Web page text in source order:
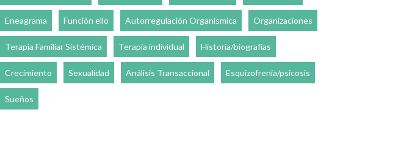
Eneagrama Función ello Autorregulación Organísmica Organizaciones
Terapia Familiar Sistémica Terapia individual Historia/biografías
Crecimiento Sexualidad Análisis Transaccional Esquizofrenia/psicosis
Sueños